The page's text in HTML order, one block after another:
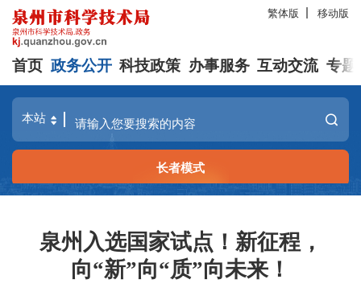
繁体版 移动版
首页 政务公开 科技政策 办事服务 互动交流 专题
长者模式
泉州入选国家试点！新征程，
向“新”向“质”向未来！